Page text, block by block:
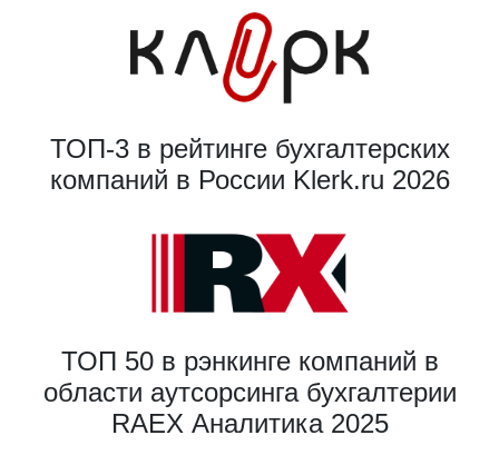
ТОП-3 в рейтинге бухгалтерских
компаний в России Klerk.ru 2026
ТОП 50 в рэнкинге компаний в
области аутсорсинга бухгалтерии
RAEX Аналитика 2025